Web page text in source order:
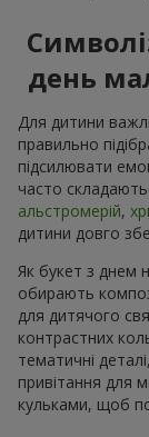
день
Для дитини
правильно
підсилювати
часто
альстромерій,
дитини довго
Як букет з днем
обирають
для дитячого
контрастних
тематичні
привітання для
кульками, щоб